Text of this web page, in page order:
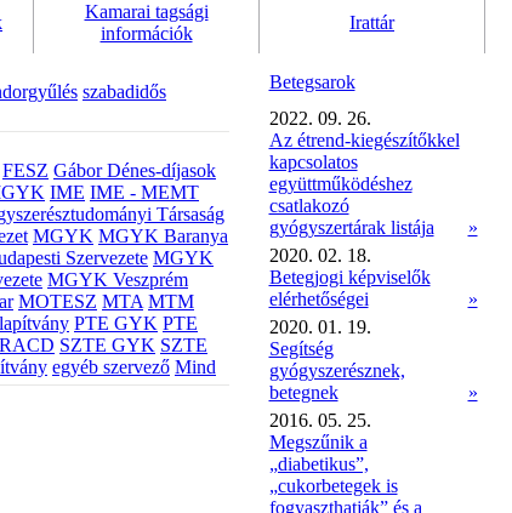
Kamarai tagsági
információk
Irattár
szabadidős
FESZ Gábor Dénes-díjasok
IME IME - MEMT
Társaság
MGYK MGYK Baranya
Szervezete MGYK
MGYK Veszprém
MOTESZ MTA MTM
PTE GYK PTE
SZTE GYK SZTE
egyéb szervező Mind
Betegsarok
2022. 09. 26.
Az étrend-kiegészítőkkel
kapcsolatos
együttműködéshez
csatlakozó
gyógyszertárak listája
»
2020. 02. 18.
Betegjogi képviselők
elérhetőségei
»
2020. 01. 19.
Segítség
gyógyszerésznek,
betegnek
»
2016. 05. 25.
Megszűnik a
„diabetikus”,
„cukorbetegek is
fogyaszthatják” és a